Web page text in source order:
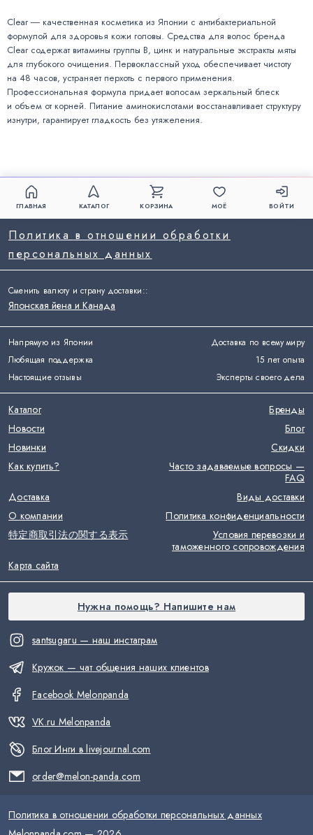
Clear ― качественная косметика из Японии с антибактериальной
формулой для здоровья кожи головы. Средства для волос бренда
Clear содержат витамины группы В, цинк и натуральные экстракты мяты
для глубокого очищения. Первоклассный уход обеспечивает чистоту
на 48 часов, устраняет перхоть с первого применения.
Профессиональная формула придает волосам зеркальный блеск
и объем от корней. Питание аминокислотами восстанавливает структуру
изнутри, гарантирует гладкость без утяжеления.
ГЛАВНАЯ КАТАЛОГ КОРЗИНА МОЁ ВОЙТИ
Напрямую из Японии
Доставка по всему миру
Любящая поддержка
15 лет опыта
Настоящие отзывы
Эксперты своего дела
santsugaru — наш инстаграм
Кружок — чат общения наших клиентов
Facebook Melonpanda
VK.ru Melonpanda
Блог Инги в livejournal.com
order@melon-panda.com
Политика в отношении обработки
персональных данных
Каталог
Бренды
Новости
Блог
Новинки
Скидки
Как купить?
Часто задаваемые вопросы —
FAQ
Доставка
Виды доставки
О компании
Политика конфиденциальности
特定商取引法の関する表示
Условия перевозки и
таможенного сопровождения
Карта сайта
Сменить валюту и страну доставки::
Японская йена и Канада
Нужна помощь? Напишите нам
Политика в отношении обработки персональных данных